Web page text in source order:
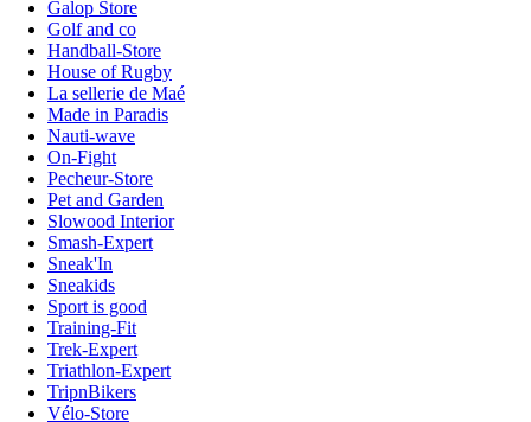
Galop Store
Golf and co
Handball-Store
House of Rugby
La sellerie de Maé
Made in Paradis
Nauti-wave
On-Fight
Pecheur-Store
Pet and Garden
Slowood Interior
Smash-Expert
Sneak'In
Sneakids
Sport is good
Training-Fit
Trek-Expert
Triathlon-Expert
TripnBikers
Vélo-Store